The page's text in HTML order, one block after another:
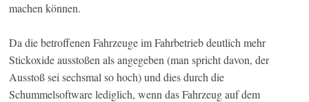
machen können.
Da die betroffenen Fahrzeuge im Fahrbetrieb deutlich mehr
Stickoxide ausstoßen als angegeben (man spricht davon, der
Ausstoß sei sechsmal so hoch) und dies durch die
Schummelsoftware lediglich, wenn das Fahrzeug auf dem